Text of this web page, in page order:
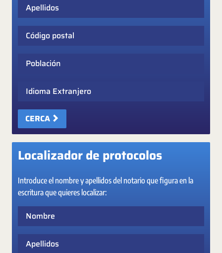
Apellidos
Código postal
Población
Idioma Extranjero
CERCA
Localizador de protocolos
Introduce el nombre y apellidos del notario que figura en la
escritura que quieres localizar:
Apellidos